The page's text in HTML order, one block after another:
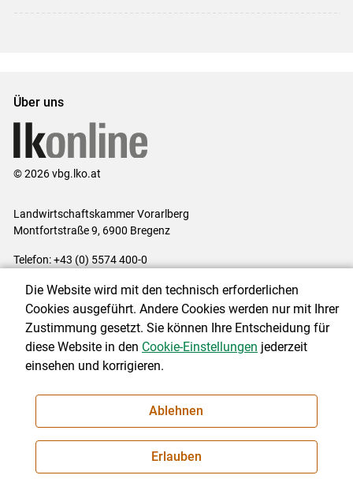
Über uns
© 2026 vbg.lko.at
Landwirtschaftskammer Vorarlberg
Montfortstraße 9, 6900 Bregenz
Telefon: +43 (0) 5574 400-0
Impressum|Kontakt|Datenschutzerklärung|Barrierefreiheit|
Cookie-Einstellungen
NEWSLETTER
Die Website wird mit den technisch erforderlichen
Cookies ausgeführt. Andere Cookies werden nur mit Ihrer
Zustimmung gesetzt. Sie können Ihre Entscheidung für
diese Website in den Cookie-Einstellungen jederzeit
einsehen und korrigieren.
Ablehnen
Erlauben